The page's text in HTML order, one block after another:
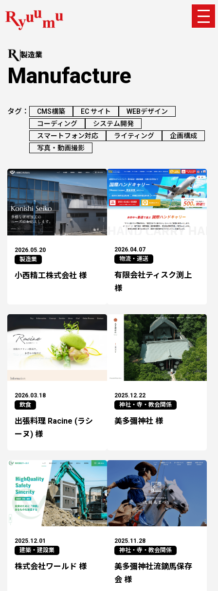
製造業
Manufacture
タグ： CMS構築 EC サイト
WEBデザイン
コーディング
システム開発
スマートフォン対応
ライティング
企画構成
写真・動画撮影
2026.05.20
製造業
小西精工株式会社 様
2026.04.07
物流・運送
有限会社ティスク渕上
様
2026.03.18
飲食
出張料理 Racine (ラシ
ーヌ) 様
2025.12.22
神社・寺・教会関係
美多彌神社 様
2025.12.01
建築・建設業
株式会社ワールド 様
2025.11.28
神社・寺・教会関係
美多彌神社流鏑馬保存
会 様